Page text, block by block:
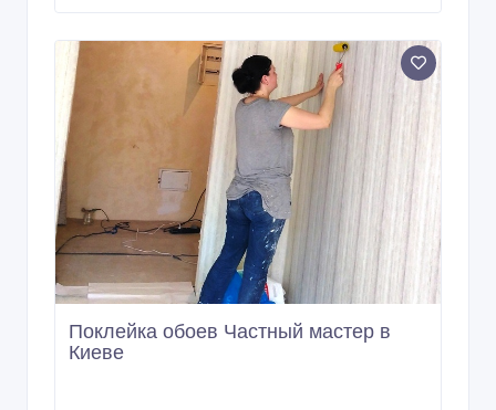
Поклейка обоев Частный мастер в
Киеве